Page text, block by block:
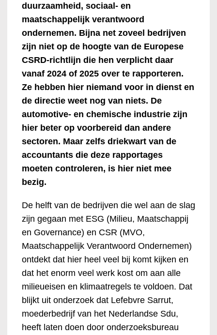
duurzaamheid, sociaal- en
maatschappelijk verantwoord
ondernemen. Bijna net zoveel bedrijven
zijn niet op de hoogte van de Europese
CSRD-richtlijn die hen verplicht daar
vanaf 2024 of 2025 over te rapporteren.
Ze hebben hier niemand voor in dienst en
de directie weet nog van niets. De
automotive- en chemische industrie zijn
hier beter op voorbereid dan andere
sectoren. Maar zelfs driekwart van de
accountants die deze rapportages
moeten controleren, is hier niet mee
bezig.
De helft van de bedrijven die wel aan de slag
zijn gegaan met ESG (Milieu, Maatschappij
en Governance) en CSR (MVO,
Maatschappelijk Verantwoord Ondernemen)
ontdekt dat hier heel veel bij komt kijken en
dat het enorm veel werk kost om aan alle
milieueisen en klimaatregels te voldoen. Dat
blijkt uit onderzoek dat Lefebvre Sarrut,
moederbedrijf van het Nederlandse Sdu,
heeft laten doen door onderzoeksbureau